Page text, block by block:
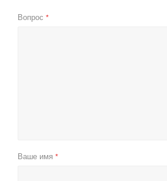
Вопрос *
Ваше имя *